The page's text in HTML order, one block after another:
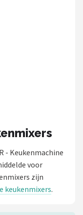
- Keukenmachine
voor
zijn
keukenmixers.